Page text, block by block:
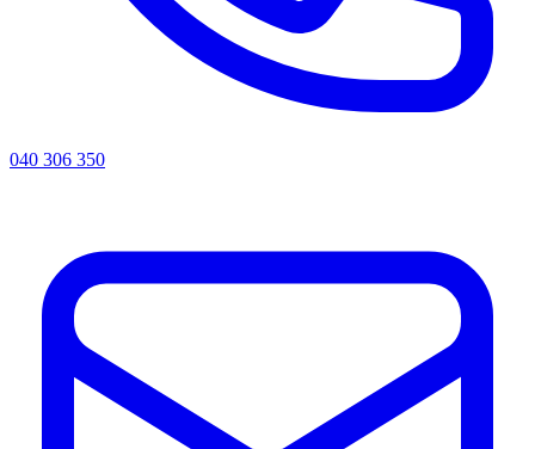
040 306 350